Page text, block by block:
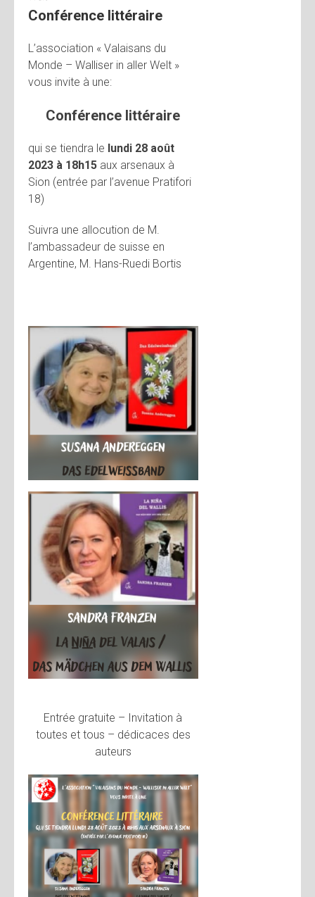
Conférence littéraire
L’association « Valaisans du
Monde – Walliser in aller Welt »
vous invite à une:
Conférence littéraire
qui se tiendra le lundi 28 août
2023 à 18h15 aux arsenaux à
Sion (entrée par l’avenue Pratifori
18)
Suivra une allocution de M.
l’ambassadeur de suisse en
Argentine, M. Hans-Ruedi Bortis
Entrée gratuite – Invitation à
toutes et tous – dédicaces des
auteurs